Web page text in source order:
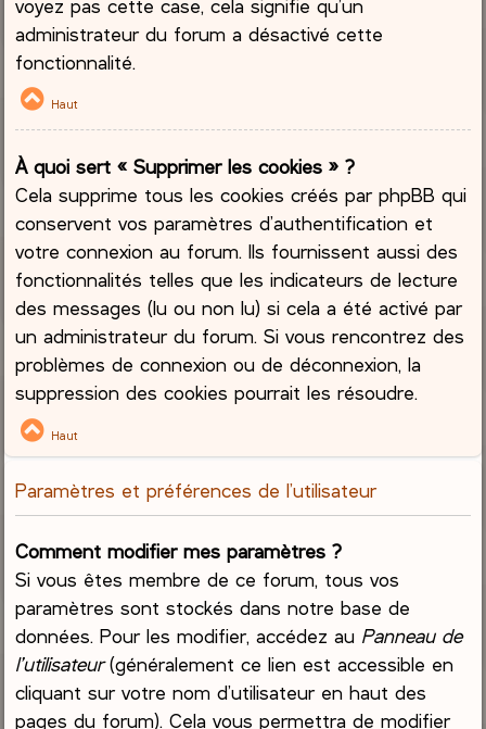
voyez pas cette case, cela signifie qu’un
administrateur du forum a désactivé cette
fonctionnalité.
Haut
À quoi sert « Supprimer les cookies » ?
Cela supprime tous les cookies créés par phpBB qui
conservent vos paramètres d’authentification et
votre connexion au forum. Ils fournissent aussi des
fonctionnalités telles que les indicateurs de lecture
des messages (lu ou non lu) si cela a été activé par
un administrateur du forum. Si vous rencontrez des
problèmes de connexion ou de déconnexion, la
suppression des cookies pourrait les résoudre.
Haut
Paramètres et préférences de l’utilisateur
Comment modifier mes paramètres ?
Si vous êtes membre de ce forum, tous vos
paramètres sont stockés dans notre base de
données. Pour les modifier, accédez au Panneau de
l’utilisateur(généralement ce lien est accessible en
cliquant sur votre nom d’utilisateur en haut des
pages du forum). Cela vous permettra de modifier